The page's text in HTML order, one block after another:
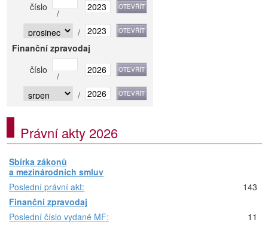
číslo
/
/
Finanční zpravodaj
číslo
/
/
Právní akty 2026
Sbírka zákonů
a mezinárodních smluv
Poslední právní akt:
143
Finanční zpravodaj
Poslední číslo vydané MF:
11